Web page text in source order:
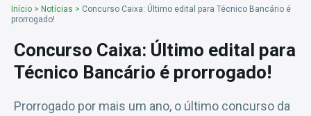
Início > Notícias > Concurso Caixa: Último edital para Técnico Bancário é
prorrogado!
Concurso Caixa: Último edital para
Técnico Bancário é prorrogado!
Prorrogado por mais um ano, o último concurso da